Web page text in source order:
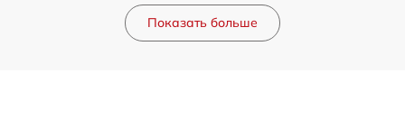
Показать больше